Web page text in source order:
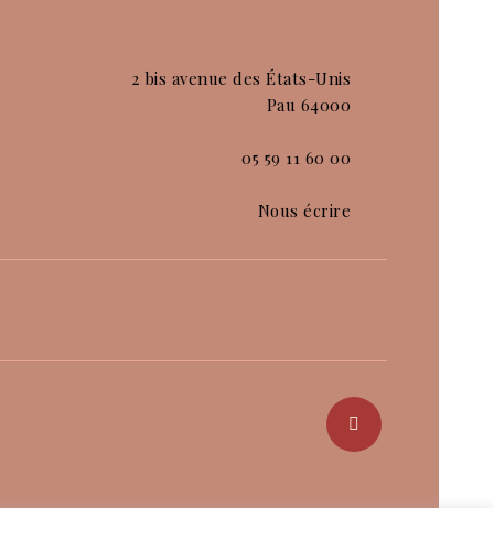
2 bis avenue des États-Unis
Pau 64000
05 59 11 60 00
Nous écrire